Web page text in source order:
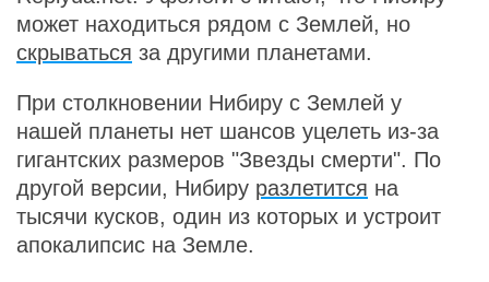
может находиться рядом с Землей, но
скрываться за другими планетами.
При столкновении Нибиру с Землей у
нашей планеты нет шансов уцелеть из-за
гигантских размеров "Звезды смерти". По
другой версии, Нибиру разлетится на
тысячи кусков, один из которых и устроит
апокалипсис на Земле.